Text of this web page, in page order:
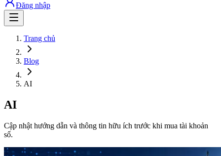
Đăng nhập
Trang chủ
Blog
AI
AI
Cập nhật hướng dẫn và thông tin hữu ích trước khi mua tài khoản
số.